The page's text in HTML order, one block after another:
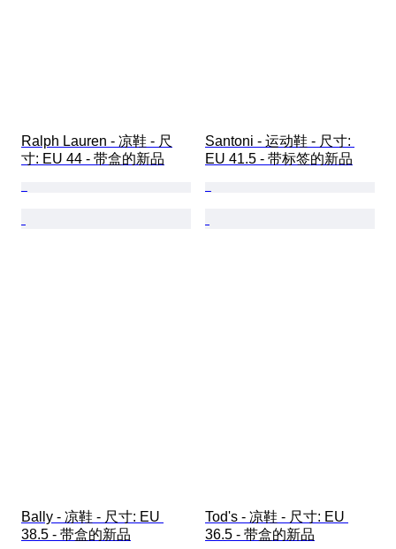
Ralph Lauren - 凉鞋 - 尺
寸: EU 44 - 带盒的新品
Santoni - 运动鞋 - 尺寸:
EU 41.5 - 带标签的新品
Bally - 凉鞋 - 尺寸: EU
38.5 - 带盒的新品
Tod's - 凉鞋 - 尺寸: EU
36.5 - 带盒的新品